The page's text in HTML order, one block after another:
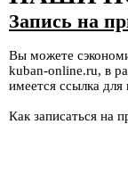
Запись на
Вы можете
kuban-online.ru, в
имеется ссылка для
Как записаться на